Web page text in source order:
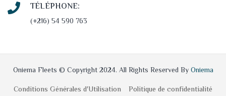
TÉLÉPHONE:
(+216) 54 590 763
Oniema Fleets © Copyright 2024. All Rights Reserved ByOniema
Conditions Générales d'Utilisation
Politique de confidentialité